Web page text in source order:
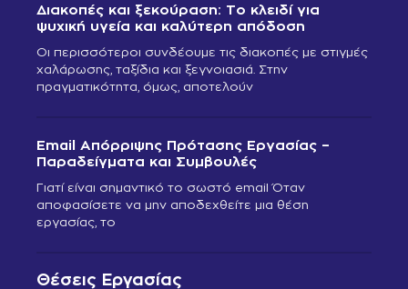
Θέσεις Εργασίας
Διακοπές και ξεκούραση: Το κλειδί για
ψυχική υγεία και καλύτερη απόδοση
Οι περισσότεροι συνδέουμε τις διακοπές με στιγμές
χαλάρωσης, ταξίδια και ξεγνοιασιά. Στην
πραγματικότητα, όμως, αποτελούν
Email Απόρριψης Πρότασης Εργασίας –
Παραδείγματα και Συμβουλές
Γιατί είναι σημαντικό το σωστό email Όταν
αποφασίσετε να μην αποδεχθείτε μια θέση
εργασίας, το